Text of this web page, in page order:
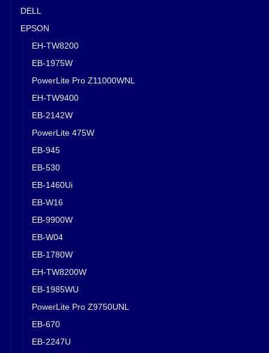
DELL
EPSON
EH-TW8200
EB-1975W
PowerLite Pro Z11000WNL
EH-TW9400
EB-2142W
PowerLite 475W
EB-945
EB-530
EB-1460Ui
EB-W16
EB-9900W
EB-W04
EB-1780W
EH-TW8200W
EB-1985WU
PowerLite Pro Z9750UNL
EB-670
EB-2247U